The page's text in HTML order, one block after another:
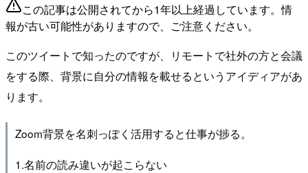
この記事は公開されてから1年以上経過しています。情
報が古い可能性がありますので、ご注意ください。
このツイートで知ったのですが、リモートで社外の方と会議
をする際、背景に自分の情報を載せるというアイディアがあ
ります。
Zoom背景を名刺っぽく活用すると仕事が捗る。
1.名前の読み違いが起こらない